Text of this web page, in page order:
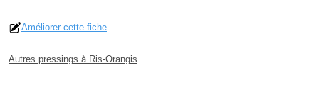
Améliorer cette fiche
Autres pressings à Ris-Orangis